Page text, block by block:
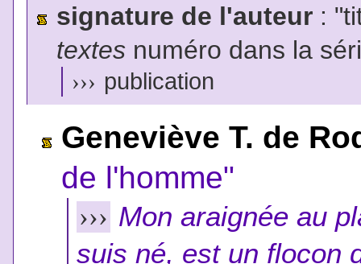
signature de l'auteur:
textesnuméro dans la
››› publication
Geneviève T. de
de l'homme"
››› Mon araignée au
suis né, est un flocon